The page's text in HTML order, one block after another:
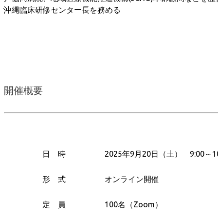
沖縄臨床研修センター長を務める
開催概要
日 時 2025年9月20日（土） 9:00～
形 式 オンライン開催
定 員 100名（Zoom）